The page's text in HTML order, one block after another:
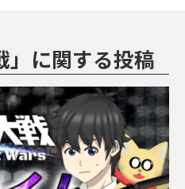
」に関する投稿